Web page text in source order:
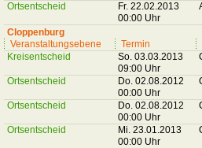
Ortsentscheid
Fr. 22.02.2013
00:00 Uhr
Cloppenburg
Veranstaltungsebene
Termin
Kreisentscheid
So. 03.03.2013
09:00 Uhr
Ortsentscheid
Do. 02.08.2012
00:00 Uhr
Ortsentscheid
Do. 02.08.2012
00:00 Uhr
Ortsentscheid
Mi. 23.01.2013
00:00 Uhr